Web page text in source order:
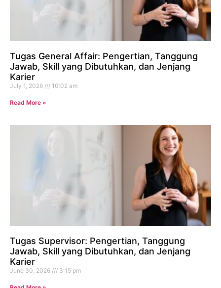
Tugas General Affair: Pengertian, Tanggung
Jawab, Skill yang Dibutuhkan, dan Jenjang
Karier
July 1, 2026 10:02 am
Read More »
Tugas Supervisor: Pengertian, Tanggung
Jawab, Skill yang Dibutuhkan, dan Jenjang
Karier
June 30, 2026 3:15 pm